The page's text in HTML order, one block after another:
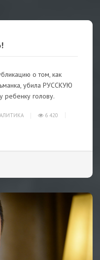
о том, как
убила РУССКУЮ
ребенку голову.
6 420